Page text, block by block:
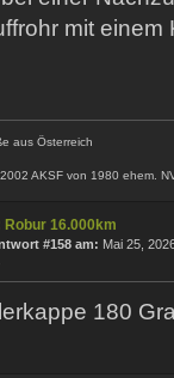
mit
aus Österreich
AKSF von 1980 ehem.
Robur 16.000km
#158 am: Mai 25,
180